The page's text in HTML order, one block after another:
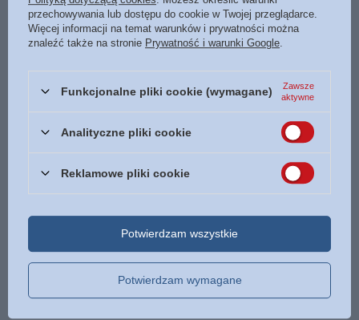
Czas 6 h 30 min
Nośnik 1 x CD - MP3
Data wydania 2022
POLECAMY
Największa Wyprawa - gamebook z mapą podróży -
/ szt.
Tabliczka drewniana - W tym domu mieszka
najlepszy Dziadziu na świecie
20,00 zł / szt.
przechowywania lub dostępu do cookie w Twojej przeglądarce.
Więcej informacji na temat warunków i prywatności można
znaleźć także na stronie Prywatność i warunki Google
Funkcjonalne pliki cookie (wymagane)
Zawsze
aktywne
Analityczne pliki cookie
Reklamowe pliki cookie
Potwierdzam wymagane
Potwierdzam wszystkie